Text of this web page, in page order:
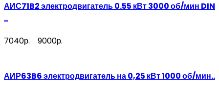
АИС71B2 электродвигатель 0.55 кВт 3000 об/мин DIN
..
7040р. 9000р.
АИР63B6 электродвигатель на 0,25 кВт 1000 об/мин..